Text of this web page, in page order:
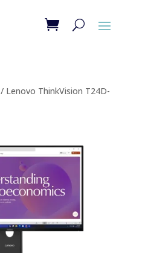
/ Lenovo ThinkVision T24D-